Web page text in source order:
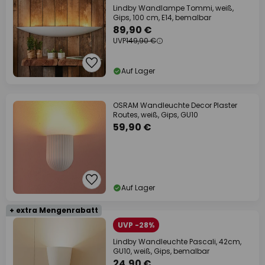
Lindby Wandlampe Tommi, weiß,
Gips, 100 cm, E14, bemalbar
89,90 €
UVP149,90 €
Auf Lager
OSRAM Wandleuchte Decor Plaster
Routes, weiß, Gips, GU10
59,90 €
Auf Lager
+ extra Mengenrabatt
UVP -28%
Lindby Wandleuchte Pascali, 42cm,
GU10, weiß, Gips, bemalbar